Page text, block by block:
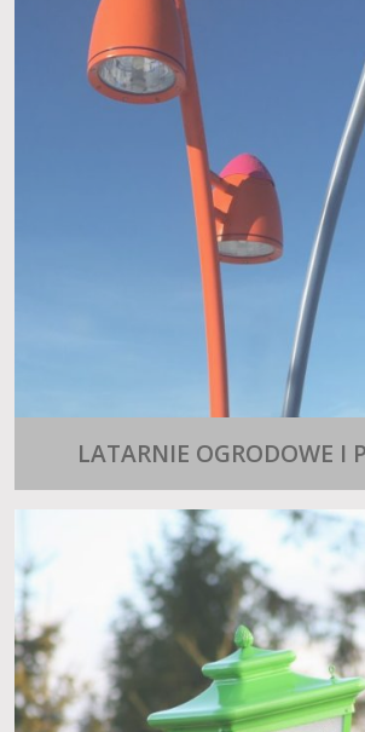
LATARNIE OGRODOWE I